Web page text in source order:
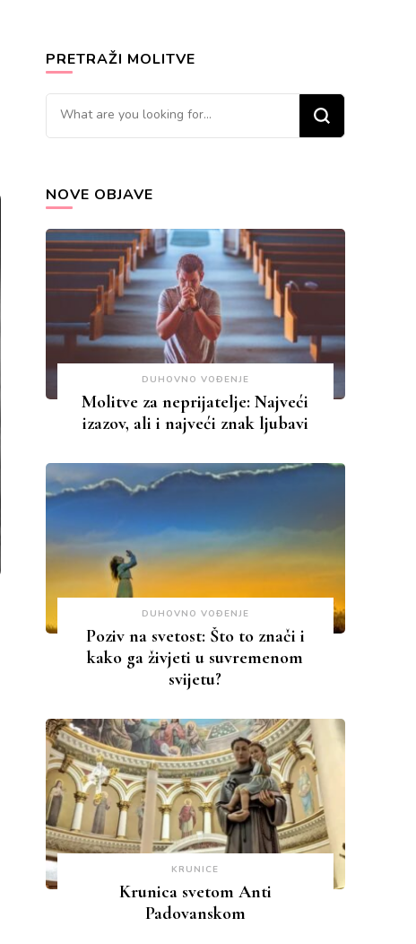
PRETRAŽI MOLITVE
Looking
for
NOVE OBJAVE
DUHOVNO VOĐENJE
Molitve za neprijatelje: Najveći
izazov, ali i najveći znak ljubavi
DUHOVNO VOĐENJE
Poziv na svetost: Što to znači i
kako ga živjeti u suvremenom
svijetu?
KRUNICE
Krunica svetom Anti
Padovanskom